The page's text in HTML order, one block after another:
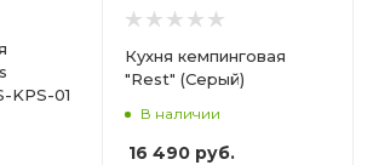
KPS-01
Кухня кемпинговая
"Rest" (Серый)
В наличии
16 490руб.